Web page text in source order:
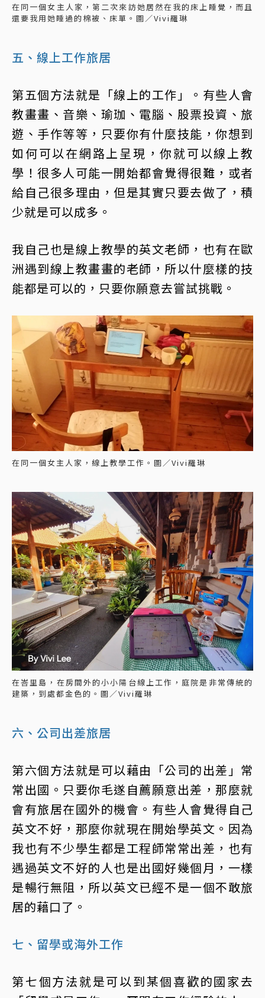
在同一個女主人家，第二次來訪她居然在我的床上睡覺，而且
還要我用她睡過的棉被、床單。圖／Vivi羅琳
五、線上工作旅居
第五個方法就是「線上的工作」。有些人會
教畫畫、音樂、瑜珈、電腦、股票投資、旅
遊、手作等等，只要你有什麼技能，你想到
如何可以在網路上呈現，你就可以線上教
學！很多人可能一開始都會覺得很難，或者
給自己很多理由，但是其實只要去做了，積
少就是可以成多。
我自己也是線上教學的英文老師，也有在歐
洲遇到線上教畫畫的老師，所以什麼樣的技
能都是可以的，只要你願意去嘗試挑戰。
在同一個女主人家，線上教學工作。圖／Vivi羅琳
在峇里島，在房間外的小小陽台線上工作，庭院是非常傳統的
建築，到處都金色的。圖／Vivi羅琳
六、公司出差旅居
第六個方法就是可以藉由「公司的出差」常
常出國。只要你毛遂自薦願意出差，那麼就
會有旅居在國外的機會。有些人會覺得自己
英文不好，那麼你就現在開始學英文。因為
我也有不少學生都是工程師常常出差，也有
遇過英文不好的人也是出國好幾個月，一樣
是暢行無阻，所以英文已經不是一個不敢旅
居的藉口了。
七、留學或海外工作
第七個方法就是可以到某個喜歡的國家去